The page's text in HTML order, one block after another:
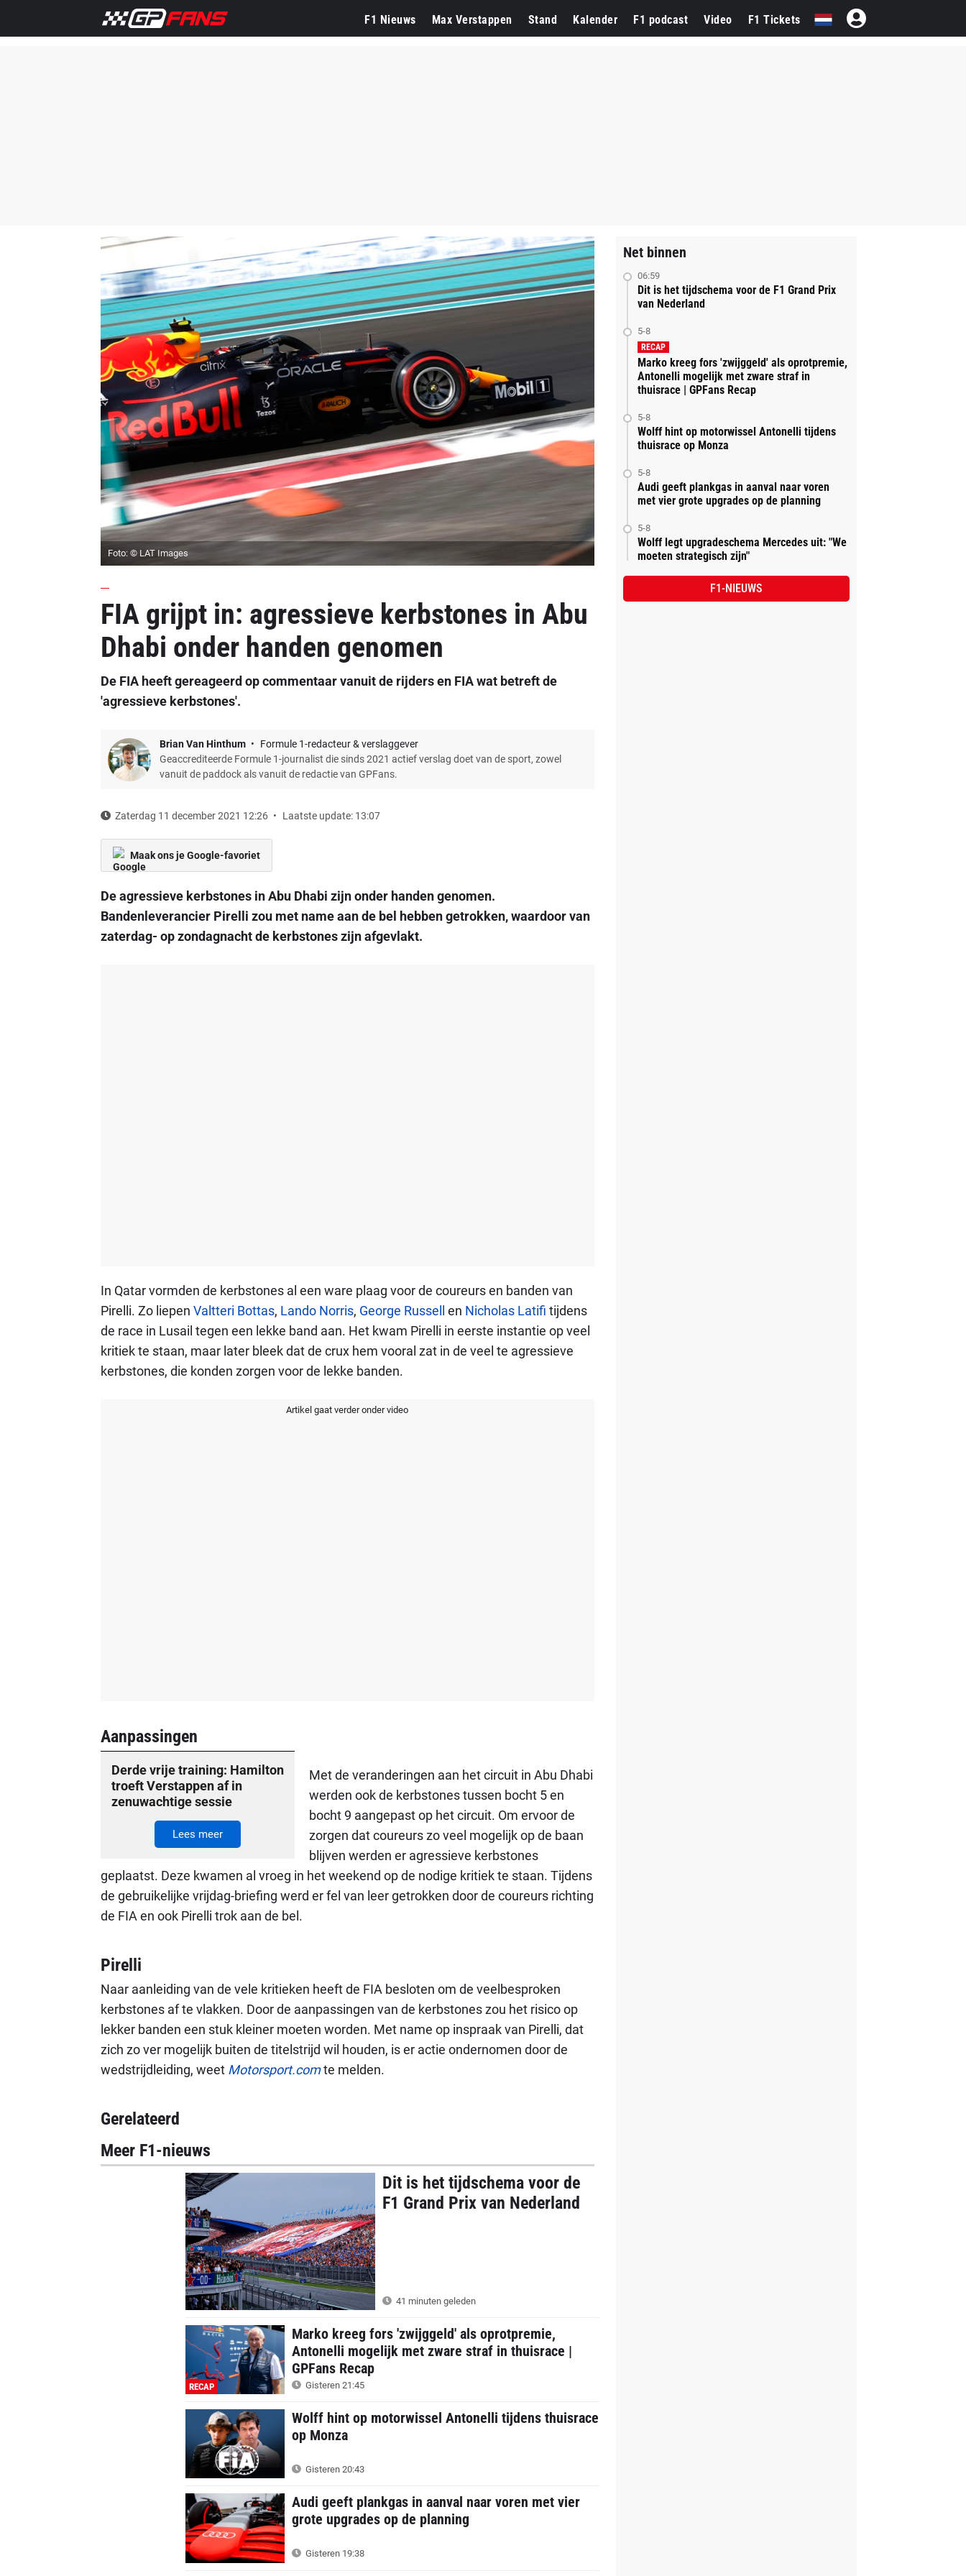
F1 Nieuws Max Verstappen Stand Kalender F1 podcast Video F1 Tickets
Foto: © LAT Images
FIA grijpt in: agressieve kerbstones in Abu
Dhabi onder handen genomen
De FIA heeft gereageerd op commentaar vanuit de rijders en FIA wat betreft de
'agressieve kerbstones'.
Brian Van Hinthum
Formule 1-redacteur & verslaggever
Geaccrediteerde Formule 1-journalist die sinds 2021 actief verslag doet van de sport, zowel
vanuit de paddock als vanuit de redactie van GPFans.
Zaterdag 11 december 2021 12:26 Laatste update: 13:07
Maak ons je Google-favoriet
De agressieve kerbstones in Abu Dhabi zijn onder handen genomen.
Bandenleverancier Pirelli zou met name aan de bel hebben getrokken, waardoor van
zaterdag- op zondagnacht de kerbstones zijn afgevlakt.
In Qatar vormden de kerbstones al een ware plaag voor de coureurs en banden van
Pirelli. Zo liepen Valtteri Bottas, Lando Norris, George Russell en Nicholas Latifi tijdens
de race in Lusail tegen een lekke band aan. Het kwam Pirelli in eerste instantie op veel
kritiek te staan, maar later bleek dat de crux hem vooral zat in de veel te agressieve
kerbstones, die konden zorgen voor de lekke banden.
Artikel gaat verder onder video
Aanpassingen
Derde vrije training: Hamilton
troeft Verstappen af in
zenuwachtige sessie
Lees meer
Met de veranderingen aan het circuit in Abu Dhabi
werden ook de kerbstones tussen bocht 5 en
bocht 9 aangepast op het circuit. Om ervoor de
zorgen dat coureurs zo veel mogelijk op de baan
blijven werden er agressieve kerbstones
geplaatst. Deze kwamen al vroeg in het weekend op de nodige kritiek te staan. Tijdens
de gebruikelijke vrijdag-briefing werd er fel van leer getrokken door de coureurs richting
de FIA en ook Pirelli trok aan de bel.
Pirelli
Naar aanleiding van de vele kritieken heeft de FIA besloten om de veelbesproken
kerbstones af te vlakken. Door de aanpassingen van de kerbstones zou het risico op
lekker banden een stuk kleiner moeten worden. Met name op inspraak van Pirelli, dat
zich zo ver mogelijk buiten de titelstrijd wil houden, is er actie ondernomen door de
wedstrijdleiding, weet Motorsport.comte melden.
Gerelateerd
Meer F1-nieuws
Dit is het tijdschema voor de
F1 Grand Prix van Nederland
41 minuten geleden
RECAP
Marko kreeg fors 'zwijggeld' als oprotpremie,
Antonelli mogelijk met zware straf in thuisrace |
GPFans Recap
Gisteren 21:45
Wolff hint op motorwissel Antonelli tijdens thuisrace
op Monza
Gisteren 20:43
Audi geeft plankgas in aanval naar voren met vier
grote upgrades op de planning
Gisteren 19:38
Net binnen
06:59
Dit is het tijdschema voor de F1 Grand Prix
van Nederland
5-8
RECAP
Marko kreeg fors 'zwijggeld' als oprotpremie,
Antonelli mogelijk met zware straf in
thuisrace | GPFans Recap
5-8
Wolff hint op motorwissel Antonelli tijdens
thuisrace op Monza
5-8
Audi geeft plankgas in aanval naar voren
met vier grote upgrades op de planning
5-8
Wolff legt upgradeschema Mercedes uit: "We
moeten strategisch zijn"
F1-NIEUWS